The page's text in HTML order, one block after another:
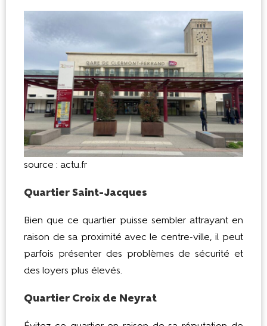
source : actu.fr
Quartier Saint-Jacques
Bien que ce quartier puisse sembler attrayant en
raison de sa proximité avec le centre-ville, il peut
parfois présenter des problèmes de sécurité et
des loyers plus élevés.
Quartier Croix de Neyrat